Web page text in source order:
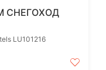
СНЕГОХОД
LU101216